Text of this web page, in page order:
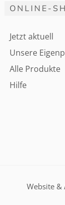
ONLINE-
Jetzt aktuell
Unsere
Alle Produkte
Hilfe
Website &